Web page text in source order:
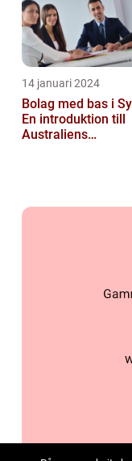
14 januari 2024
Bolag med bas i
En introduktion till
Australiens